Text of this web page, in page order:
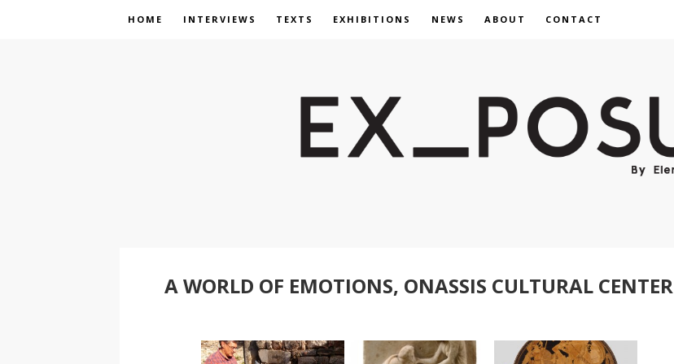
HOME INTERVIEWS TEXTS EXHIBITIONS NEWS ABOUT CONTACT
A WORLD OF EMOTIONS, ONASSIS CULTURAL CENTER